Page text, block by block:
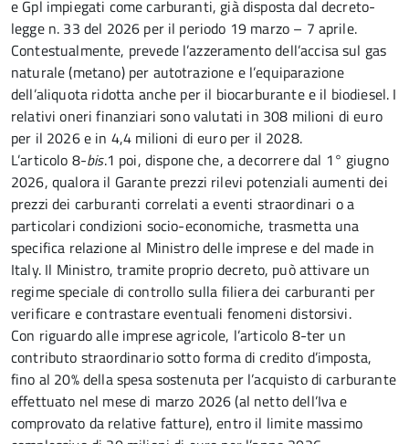
e Gpl impiegati come carburanti, già disposta dal decreto-
legge n. 33 del 2026 per il periodo 19 marzo – 7 aprile.
Contestualmente, prevede l’azzeramento dell’accisa sul gas
naturale (metano) per autotrazione e l’equiparazione
dell’aliquota ridotta anche per il biocarburante e il biodiesel. I
relativi oneri finanziari sono valutati in 308 milioni di euro
per il 2026 e in 4,4 milioni di euro per il 2028.
L’articolo 8-bis.1 poi, dispone che, a decorrere dal 1° giugno
2026, qualora il Garante prezzi rilevi potenziali aumenti dei
prezzi dei carburanti correlati a eventi straordinari o a
particolari condizioni socio-economiche, trasmetta una
specifica relazione al Ministro delle imprese e del made in
Italy. Il Ministro, tramite proprio decreto, può attivare un
regime speciale di controllo sulla filiera dei carburanti per
verificare e contrastare eventuali fenomeni distorsivi.
Con riguardo alle imprese agricole, l’articolo 8-ter un
contributo straordinario sotto forma di credito d’imposta,
fino al 20% della spesa sostenuta per l’acquisto di carburante
effettuato nel mese di marzo 2026 (al netto dell’Iva e
comprovato da relative fatture), entro il limite massimo